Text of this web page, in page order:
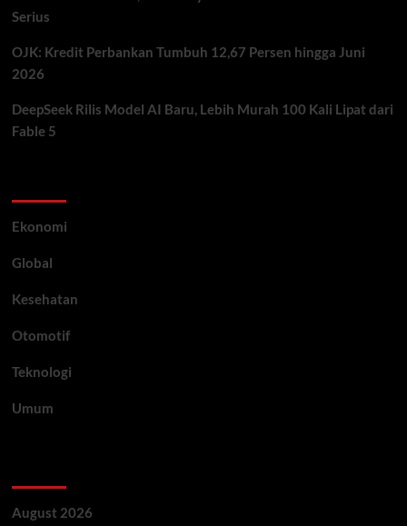
Serius
OJK: Kredit Perbankan Tumbuh 12,67 Persen hingga Juni
2026
DeepSeek Rilis Model AI Baru, Lebih Murah 100 Kali Lipat dari
Fable 5
Ekonomi
Global
Kesehatan
Otomotif
Teknologi
Umum
August 2026